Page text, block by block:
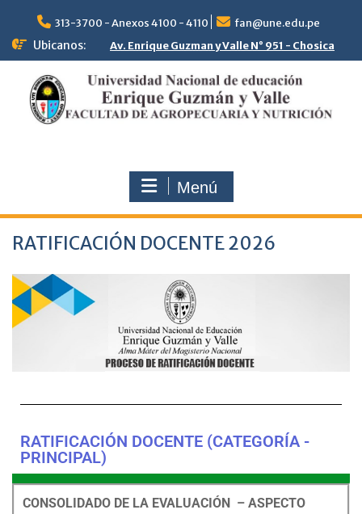
313-3700 - Anexos 4100 - 4110 fan@une.edu.pe
Ubicanos: Av. Enrique Guzman y Valle N° 951 - Chosica
Menú
RATIFICACIÓN DOCENTE 2026
RATIFICACIÓN DOCENTE (CATEGORÍA -
PRINCIPAL)
CONSOLIDADO DE LA EVALUACIÓN – ASPECTO